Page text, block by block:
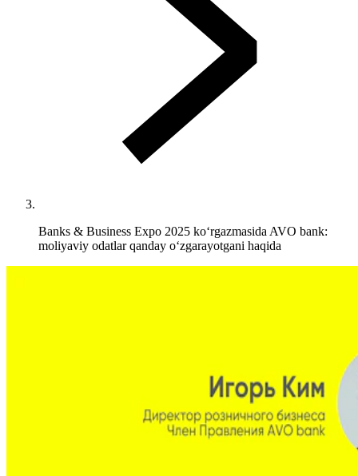
Banks & Business Expo 2025 ko‘rgazmasida AVO bank:
moliyaviy odatlar qanday o‘zgarayotgani haqida